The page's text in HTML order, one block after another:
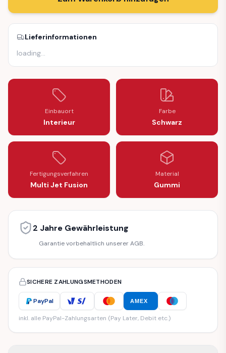
Lieferinformationen
loading…
Einbauort
Interieur
Farbe
Schwarz
Fertigungsverfahren
Multi Jet Fusion
Material
Gummi
2 Jahre Gewährleistung
Garantie vorbehaltlich unserer AGB.
SICHERE ZAHLUNGSMETHODEN
PayPal AMEX
inkl. alle PayPal-Zahlungsarten (Pay Later, Debit etc.)